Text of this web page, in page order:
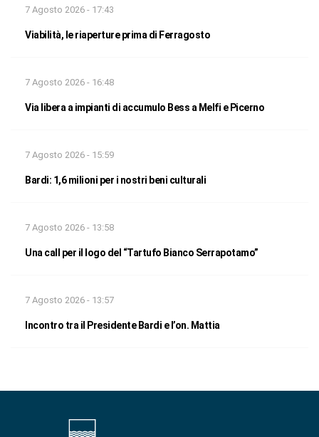
7 Agosto 2026 - 17:43
Viabilità, le riaperture prima di Ferragosto
7 Agosto 2026 - 16:48
Via libera a impianti di accumulo Bess a Melfi e Picerno
7 Agosto 2026 - 15:59
Bardi: 1,6 milioni per i nostri beni culturali
7 Agosto 2026 - 13:58
Una call per il logo del “Tartufo Bianco Serrapotamo”
7 Agosto 2026 - 13:57
Incontro tra il Presidente Bardi e l’on. Mattia